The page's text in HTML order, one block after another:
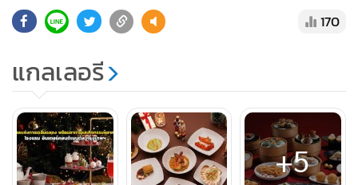
ค็อกเทล น้ำผลไม้และน้ำอัดลม ราคาท่านละ 900 บาท++ และ
เครื่องดื่มแชมเปญบริการอย่างไม่จำกัดราคาท่านละ 2,300
170
แกลเลอรี
+5